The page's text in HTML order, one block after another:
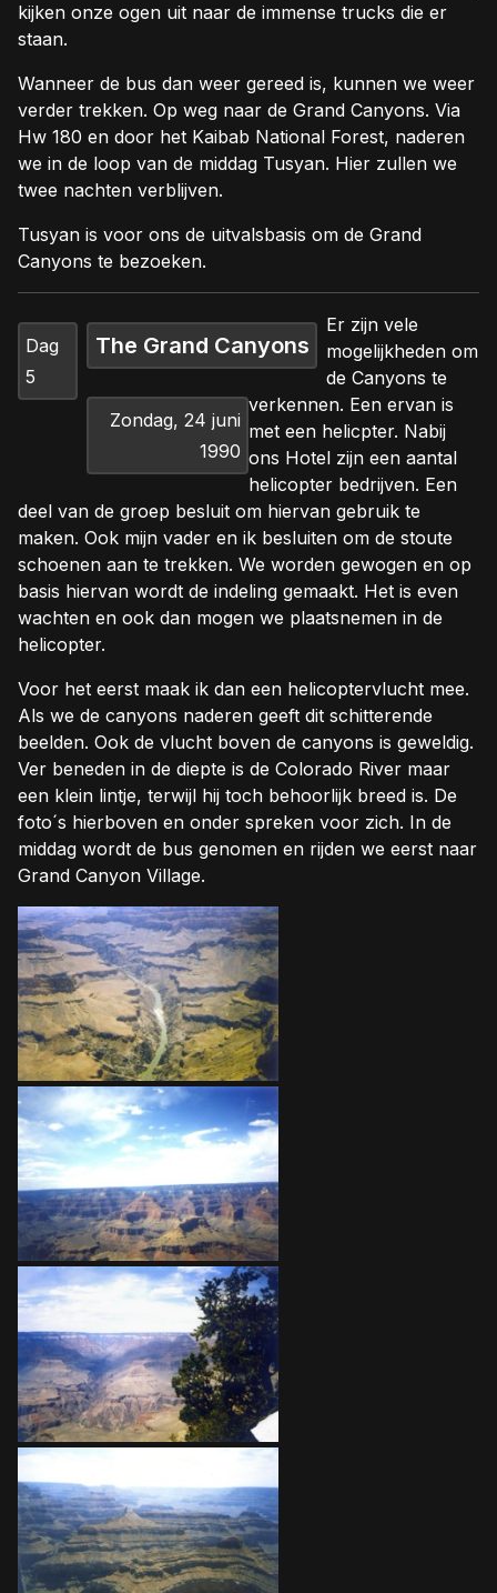
kijken onze ogen uit naar de immense trucks die er
staan.
Wanneer de bus dan weer gereed is, kunnen we weer
verder trekken. Op weg naar de Grand Canyons. Via
Hw 180 en door het Kaibab National Forest, naderen
we in de loop van de middag Tusyan. Hier zullen we
twee nachten verblijven.
Tusyan is voor ons de uitvalsbasis om de Grand
Canyons te bezoeken.
Dag
5
The Grand Canyons
Zondag, 24 juni
1990
Er zijn vele
mogelijkheden om
de Canyons te
verkennen. Een ervan is
met een helicpter. Nabij
ons Hotel zijn een aantal
helicopter bedrijven. Een
deel van de groep besluit om hiervan gebruik te
maken. Ook mijn vader en ik besluiten om de stoute
schoenen aan te trekken. We worden gewogen en op
basis hiervan wordt de indeling gemaakt. Het is even
wachten en ook dan mogen we plaatsnemen in de
helicopter.
Voor het eerst maak ik dan een helicoptervlucht mee.
Als we de canyons naderen geeft dit schitterende
beelden. Ook de vlucht boven de canyons is geweldig.
Ver beneden in de diepte is de Colorado River maar
een klein lintje, terwijl hij toch behoorlijk breed is. De
foto´s hierboven en onder spreken voor zich. In de
middag wordt de bus genomen en rijden we eerst naar
Grand Canyon Village.